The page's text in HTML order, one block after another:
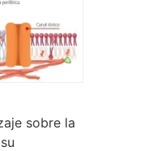
sobre la